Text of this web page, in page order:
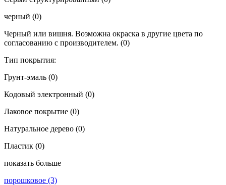
черный (0)
Черный или вишня. Возможна окраска в другие цвета по
согласованию с производителем. (0)
Тип покрытия:
Грунт-эмаль (0)
Кодовый электронный (0)
Лаковое покрытие (0)
Натуральное дерево (0)
Пластик (0)
показать больше
порошковое (3)